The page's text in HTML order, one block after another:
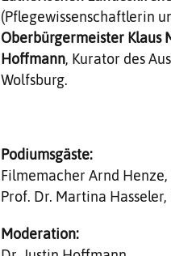
(Pflegewissenschaftlerin
Oberbürgermeister Klaus
Hoffmann, Kurator des
Wolfsburg.
Podiumsgäste:
Filmemacher Arnd
Prof. Dr. Martina
Moderation: